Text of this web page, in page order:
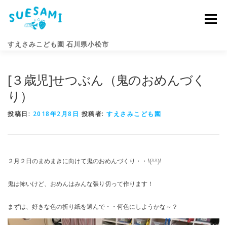
すえさみこども園 石川県小松市
メニュー
園のこと すえさみライフ 入園案内 ニュース
アクセス お問い合わせ
[３歳児]せつぶん（鬼のおめんづく
り）
投稿日: 2018年2月8日 投稿者: すえさみこども園
２月２日のまめまきに向けて鬼のおめんづくり・・!(^^)!
鬼は怖いけど、おめんはみんな張り切って作ります！
まずは、好きな色の折り紙を選んで・・何色にしようかな～？